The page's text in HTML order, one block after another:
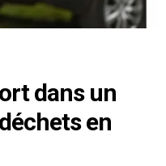
dans un
en